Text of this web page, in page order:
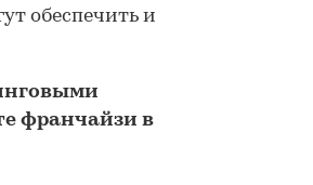
обеспечить и
франчайзи в